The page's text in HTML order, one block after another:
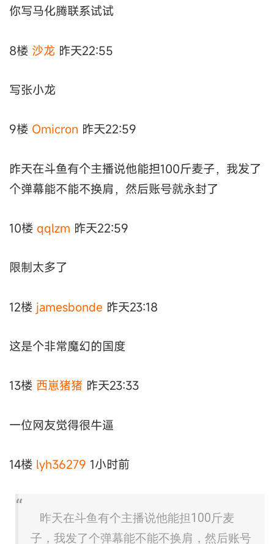
你写马化腾联系试试
8楼 沙龙 昨天22:55
写张小龙
9楼 Omicron 昨天22:59
昨天在斗鱼有个主播说他能担100斤麦子，我发了
个弹幕能不能不换肩，然后账号就永封了
10楼 qqlzm 昨天22:59
限制太多了
12楼 jamesbonde 昨天23:18
这是个非常魔幻的国度
13楼 西崽猪猪 昨天23:33
一位网友觉得很牛逼
14楼 lyh36279 1小时前
昨天在斗鱼有个主播说他能担100斤麦
子，我发了个弹幕能不能不换肩，然后账号